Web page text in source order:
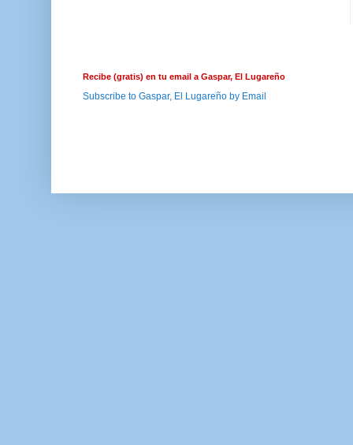
Recibe (gratis) en tu email a Gaspar, El Lugareño
Subscribe to Gaspar, El Lugareño by Email